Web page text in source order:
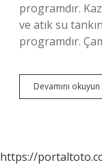
programdır.
ve atık su
programdır.
Devamını okuyun
https://